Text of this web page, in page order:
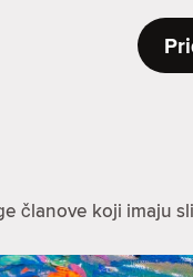
članove koji imaju